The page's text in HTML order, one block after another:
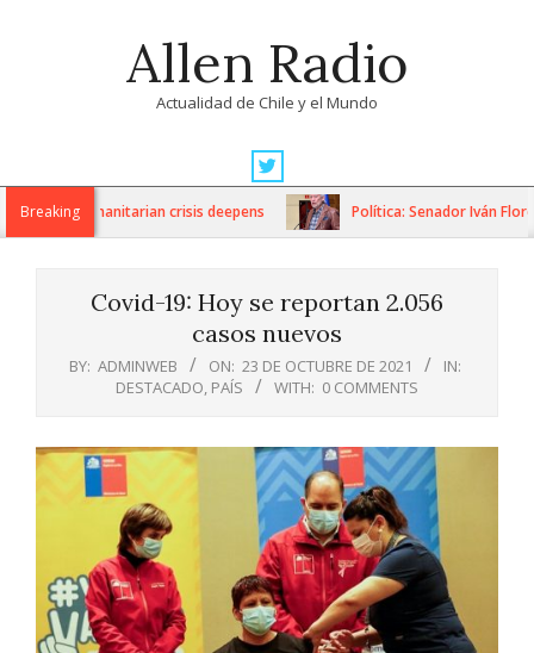
Allen Radio
Actualidad de Chile y el Mundo
Navigation
MenuBreaking
as humanitarian crisis deepens Política: Senador Iván Flores
Covid-19: Hoy se reportan 2.056
casos nuevos
BY: ADMINWEB ON: 23 DE OCTUBRE DE 2021
IN:
DESTACADO, PAÍS WITH: 0 COMMENTS